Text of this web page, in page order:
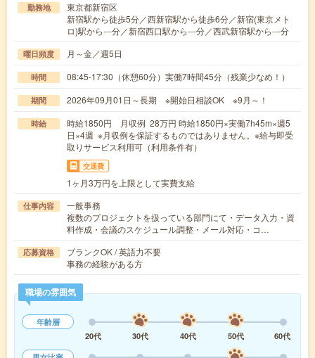
勤務地
東京都新宿区
新宿駅から徒歩5分／西新宿駅から徒歩6分／新宿(東京メト
ロ)駅から---分／新宿西口駅から---分／西武新宿駅から---分
曜日頻度 月～金／週5日
時間 08:45-17:30（休憩60分）実働7時間45分（残業少なめ！）
期間 2026年09月01日～長期 ※開始日相談OK ※9月～！
時給
時給1850円 月収例 28万円 時給1850円×実働7h45m×週5
日×4週 ※月収例を保証するものではありません。※給与即受
取りサービス利用可（利用条件有）
交通費
1ヶ月3万円を上限として実費支給
仕事内容
一般事務
複数のプロジェクトを扱っている部門にて・データ入力・資
料作成・会議のスケジュール調整・メール対応・コ…
応募資格
ブランクOK / 英語力不要
事務の経験がある方
職場の雰囲気
年齢層
20代
30代 40代 50代
60代